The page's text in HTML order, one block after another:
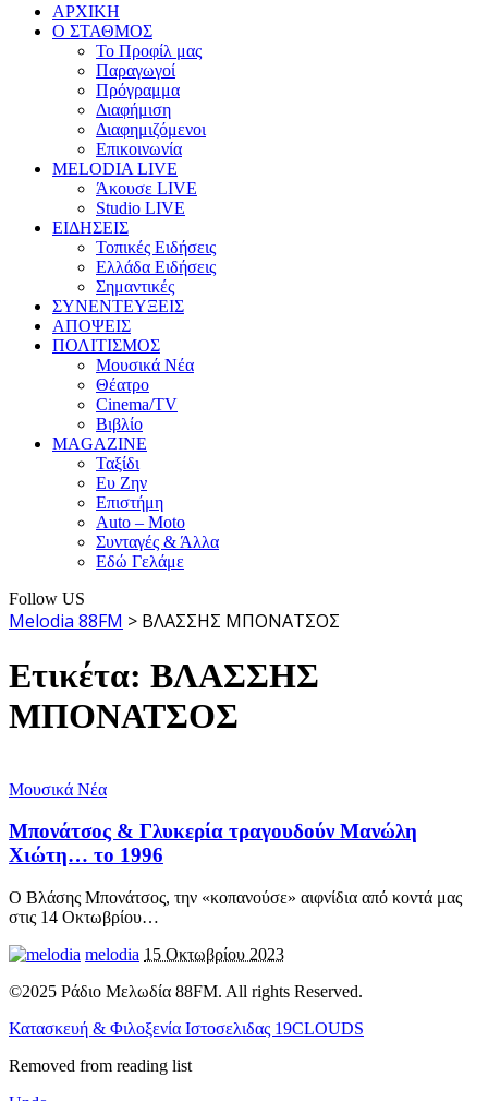
ΑΡΧΙΚΗ
Ο ΣΤΑΘΜΟΣ
Το Προφίλ μας
Παραγωγοί
Πρόγραμμα
Διαφήμιση
Διαφημιζόμενοι
Επικοινωνία
MELODIA LIVE
Άκουσε LIVE
Studio LIVE
ΕΙΔΗΣΕΙΣ
Τοπικές Ειδήσεις
Ελλάδα Ειδήσεις
Σημαντικές
ΣΥΝΕΝΤΕΥΞΕΙΣ
ΑΠΟΨΕΙΣ
ΠΟΛΙΤΙΣΜΟΣ
Μουσικά Νέα
Θέατρο
Cinema/TV
Βιβλίο
MAGAZINE
Ταξίδι
Ευ Ζην
Επιστήμη
Auto – Moto
Συνταγές & Άλλα
Εδώ Γελάμε
Follow US
Melodia 88FM > ΒΛΑΣΣΗΣ ΜΠΟΝΑΤΣΟΣ
Ετικέτα: ΒΛΑΣΣΗΣ
ΜΠΟΝΑΤΣΟΣ
Μουσικά Νέα
Μπονάτσος & Γλυκερία τραγουδούν Μανώλη
Χιώτη… το 1996
Ο Βλάσης Μπονάτσος, την «κοπανούσε» αιφνίδια από κοντά μας
στις 14 Οκτωβρίου…
melodia 15 Οκτωβρίου 2023
©2025 Ράδιο Μελωδία 88FM. All rights Reserved.
Κατασκευή & Φιλοξενία Ιστοσελιδας 19CLOUDS
Removed from reading list